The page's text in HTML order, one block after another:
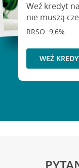
Weź kredyt
nie muszą
RRSO: 9,6%
WEŹ